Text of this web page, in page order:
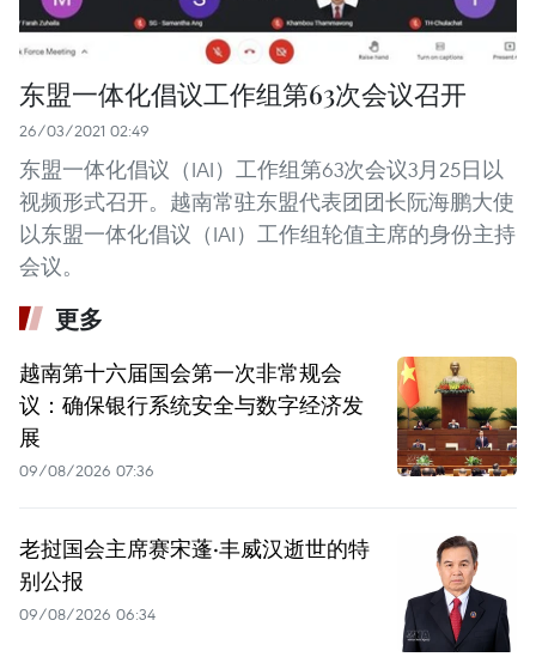
东盟一体化倡议工作组第63次会议召开
26/03/2021 02:49
东盟一体化倡议（IAI）工作组第63次会议3月25日以
视频形式召开。越南常驻东盟代表团团长阮海鹏大使
以东盟一体化倡议（IAI）工作组轮值主席的身份主持
会议。
更多
越南第十六届国会第一次非常规会
议：确保银行系统安全与数字经济发
展
09/08/2026 07:36
老挝国会主席赛宋蓬·丰威汉逝世的特
别公报
09/08/2026 06:34